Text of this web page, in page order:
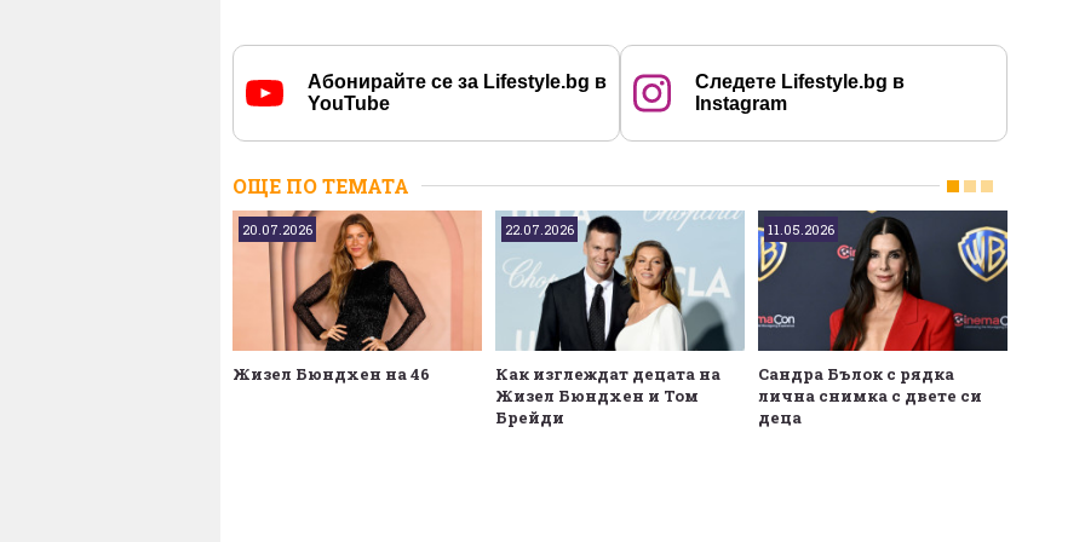
Абонирайте се за Lifestyle.bg в
YouTube
Следете Lifestyle.bg в
Instagram
ОЩЕ ПО ТЕМАТА
20.07.2026
Жизел Бюндхен на 46
22.07.2026
Как изглеждат децата на
Жизел Бюндхен и Том
Брейди
11.05.2026
Сандра Бълок с рядка
лична снимка с двете си
деца